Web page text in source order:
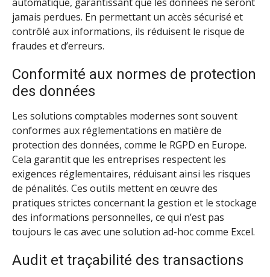
jamais perdues. En permettant un accès sécurisé et
contrôlé aux informations, ils réduisent le risque de
fraudes et d’erreurs.
Conformité aux normes de protection
des données
Les solutions comptables modernes sont souvent
conformes aux réglementations en matière de
protection des données, comme le RGPD en Europe.
Cela garantit que les entreprises respectent les
exigences réglementaires, réduisant ainsi les risques
de pénalités. Ces outils mettent en œuvre des
pratiques strictes concernant la gestion et le stockage
des informations personnelles, ce qui n’est pas
toujours le cas avec une solution ad-hoc comme Excel.
Audit et traçabilité des transactions